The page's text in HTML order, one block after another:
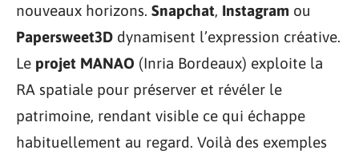
nouveaux horizons. Snapchat, Instagram ou
Papersweet3D dynamisent l’expression créative.
Le projet MANAO (Inria Bordeaux) exploite la
RA spatiale pour préserver et révéler le
patrimoine, rendant visible ce qui échappe
habituellement au regard. Voilà des exemples